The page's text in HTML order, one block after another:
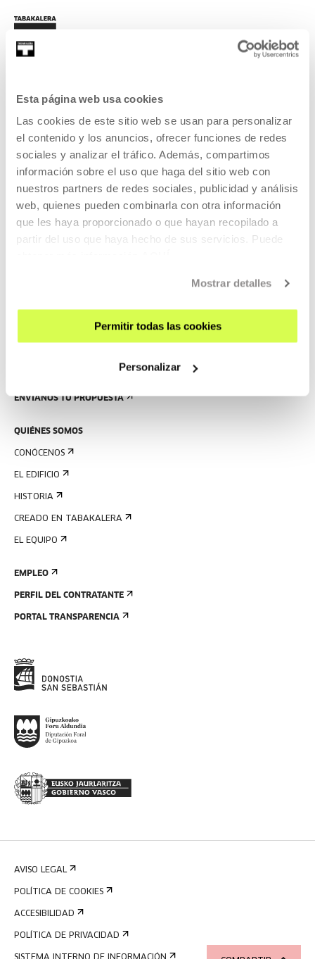
Esta página web usa cookies
Las cookies de este sitio web se usan para personalizar
el contenido y los anuncios, ofrecer funciones de redes
sociales y analizar el tráfico. Además, compartimos
información sobre el uso que haga del sitio web con
nuestros partners de redes sociales, publicidad y análisis
web, quienes pueden combinarla con otra información
que les haya proporcionado o que hayan recopilado a
partir del uso que haya hecho de sus servicios. Puede
Mostrar detalles
Permitir todas las cookies
Personalizar
AGENDA
VISÍTANOS
CONTACTO Y HORARIOS
CÓMO LLEGAR
VISITAS GUIADAS
PLANO DEL EDIFICIO
ENVÍANOS TU PROPUESTA
QUIÉNES SOMOS
CONÓCENOS
EL EDIFICIO
HISTORIA
CREADO EN TABAKALERA
EL EQUIPO
EMPLEO
PERFIL DEL CONTRATANTE
PORTAL TRANSPARENCIA
AVISO LEGAL
POLÍTICA DE COOKIES
ACCESIBILIDAD
POLÍTICA DE PRIVACIDAD